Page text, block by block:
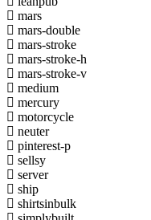
mars
mars-double
mars-stroke
mars-stroke-h
mars-stroke-v
medium
mercury
motorcycle
neuter
pinterest-p
sellsy
server
ship
shirtsinbulk